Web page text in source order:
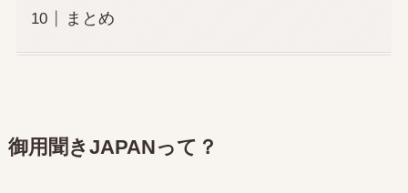
まとめ
御用聞きJAPANって？